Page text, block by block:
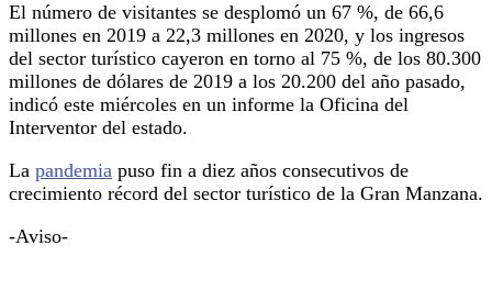
El número de visitantes se desplomó un 67 %, de 66,6
millones en 2019 a 22,3 millones en 2020, y los ingresos
del sector turístico cayeron en torno al 75 %, de los 80.300
millones de dólares de 2019 a los 20.200 del año pasado,
indicó este miércoles en un informe la Oficina del
Interventor del estado.
La pandemia puso fin a diez años consecutivos de
crecimiento récord del sector turístico de la Gran Manzana.
-Aviso-